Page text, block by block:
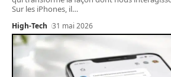
Sur les iPhones, il…
High-Tech 31 mai 2026